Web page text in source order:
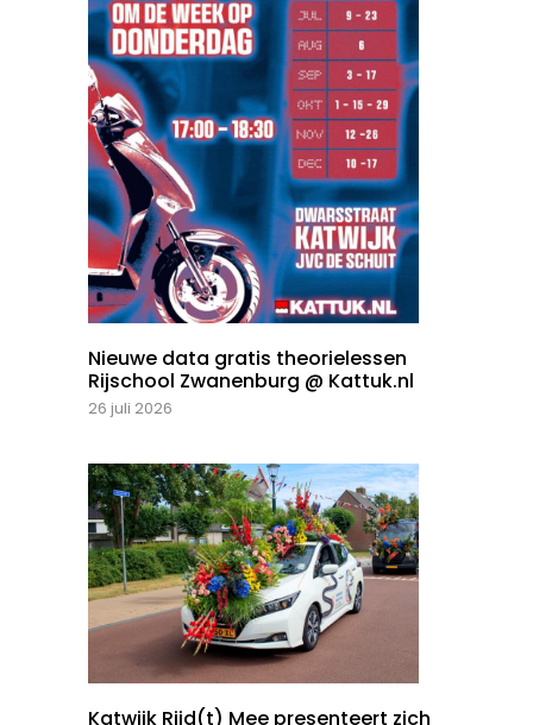
Nieuwe data gratis theorielessen
Rijschool Zwanenburg @ Kattuk.nl
26 juli 2026
Katwijk Rijd(t) Mee presenteert zich